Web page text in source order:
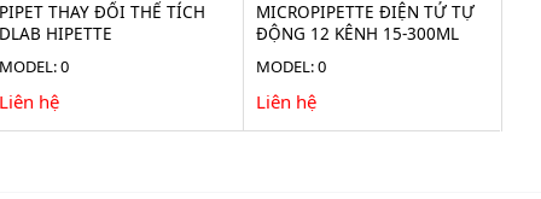
PIPET THAY ĐỔI THỂ TÍCH
DLAB HIPETTE
MODEL: 0
Liên hệ
MICROPIPETTE ĐIỆN TỬ TỰ
ĐỘNG 12 KÊNH 15-300ΜL
MODEL: 0
Liên hệ